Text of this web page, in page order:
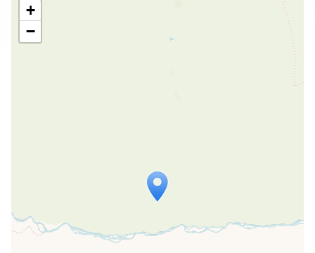
Travelers' Map wird geladen …
Wenn du dies siehst, nachdem deine
+
−